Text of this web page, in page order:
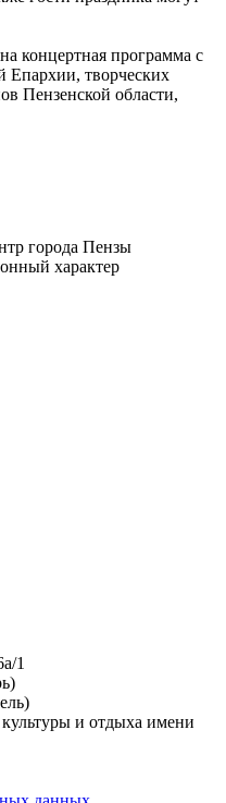
концертная программа с
Епархии, творческих
Пензенской области,
города Пензы
характер
1
и отдыха имени